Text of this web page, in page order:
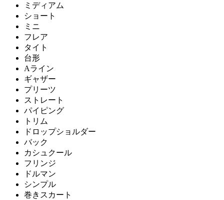
ミディアム
ショート
ミニ
フレア
タイト
台形
Aライン
ギャザー
プリーツ
ストレート
パイピング
トリム
ドロップショルダー
バック
カシュクール
フリンジ
ドルマン
シンプル
巻きスカート